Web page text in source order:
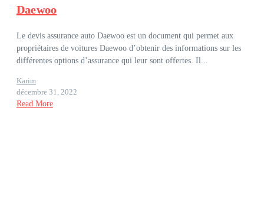
Daewoo
Le devis assurance auto Daewoo est un document qui permet aux
propriétaires de voitures Daewoo d’obtenir des informations sur les
différentes options d’assurance qui leur sont offertes. Il...
Karim
décembre 31, 2022
Read More